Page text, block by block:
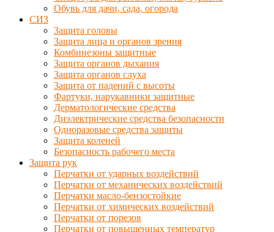
Обувь для дачи, сада, огорода
СИЗ
Защита головы
Защита лица и органов зрения
Комбинезоны защитные
Защита органов дыхания
Защита органов слуха
Защита от падений с высоты
Фартуки, нарукавники защитные
Дерматологические средства
Диэлектрические средства безопасности
Одноразовые средства защиты
Защита коленей
Безопасность рабочего места
Защита рук
Перчатки от ударных воздействий
Перчатки от механических воздействий
Перчатки масло-бензостойкие
Перчатки от химических воздействий
Перчатки от порезов
Перчатки от повышенных температур